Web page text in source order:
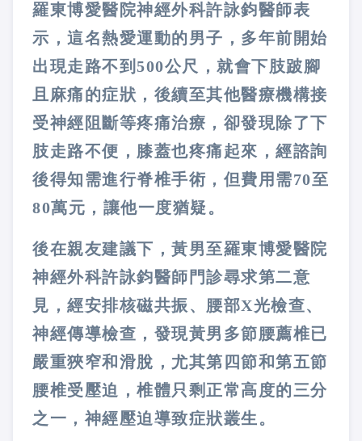
羅東博愛醫院神經外科許詠鈞醫師表
示，這名熱愛運動的男子，多年前開始
出現走路不到500公尺，就會下肢跛腳
且麻痛的症狀，後續至其他醫療機構接
受神經阻斷等疼痛治療，卻發現除了下
肢走路不便，膝蓋也疼痛起來，經諮詢
後得知需進行脊椎手術，但費用需70至
80萬元，讓他一度猶疑。
後在親友建議下，黃男至羅東博愛醫院
神經外科許詠鈞醫師門診尋求第二意
見，經安排核磁共振、腰部X光檢查、
神經傳導檢查，發現黃男多節腰薦椎已
嚴重狹窄和滑脫，尤其第四節和第五節
腰椎受壓迫，椎體只剩正常高度的三分
之一，神經壓迫導致症狀叢生。